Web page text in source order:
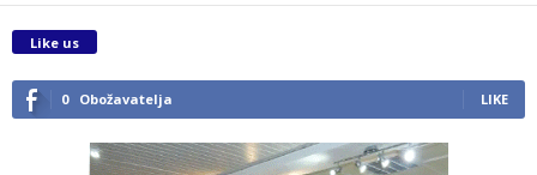
Like us
0 Obožavatelja LIKE